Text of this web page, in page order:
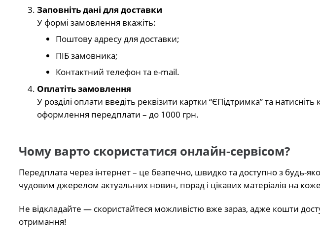
Заповніть дані для доставки
У формі замовлення вкажіть:
Поштову адресу для доставки;
ПІБ замовника;
Контактний телефон та e-mail.
Оплатіть замовлення
У розділі оплати введіть реквізити картки “ЄПідтримка” та
оформлення передплати – до 1000 грн.
Чому варто скористатися онлайн-сервісом?
Передплата через інтернет – це безпечно, швидко та доступно з будь-
чудовим джерелом актуальних новин, порад і цікавих матеріалів на
Не відкладайте — скористайтеся можливістю вже зараз, адже кошти
отримання!